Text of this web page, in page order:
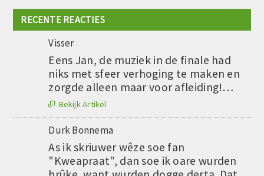
RECENTE REACTIES
Visser
Eens Jan, de muziek in de finale had
niks met sfeer verhoging te maken en
zorgde alleen maar voor afleiding!…
 Bekijk Artikel
Durk Bonnema
As ik skriuwer wêze soe fan
"Kweapraat", dan soe ik oare wurden